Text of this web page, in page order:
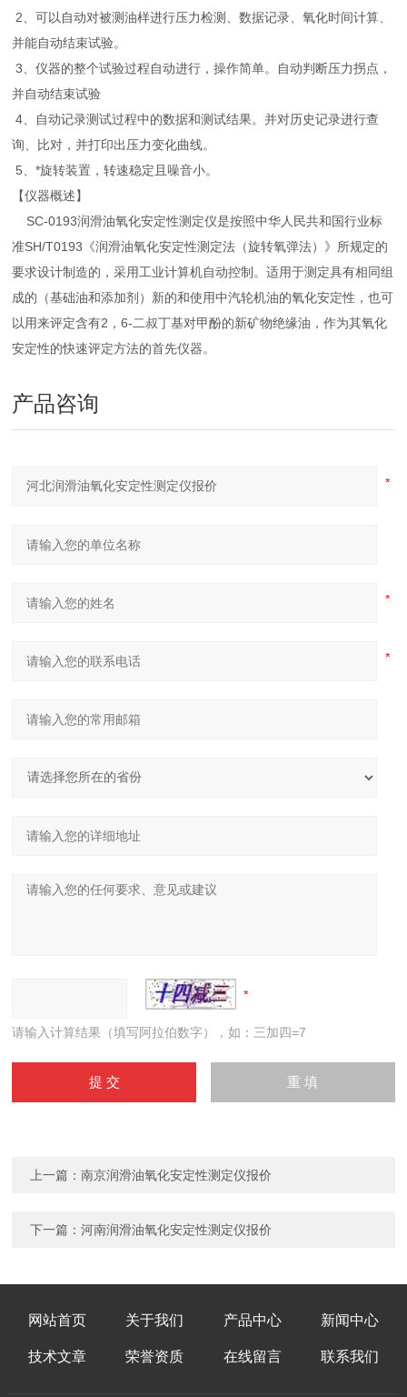
2、可以自动对被测油样进行压力检测、数据记录、氧化时间计算、
并能自动结束试验。
3、仪器的整个试验过程自动进行，操作简单。自动判断压力拐点，
并自动结束试验
4、自动记录测试过程中的数据和测试结果。并对历史记录进行查
询、比对，并打印出压力变化曲线。
5、*旋转装置，转速稳定且噪音小。
【仪器概述】
SC-0193润滑油氧化安定性测定仪是按照中华人民共和国行业标
准SH/T0193《润滑油氧化安定性测定法（旋转氧弹法）》所规定的
要求设计制造的，采用工业计算机自动控制。适用于测定具有相同组
成的（基础油和添加剂）新的和使用中汽轮机油的氧化安定性，也可
以用来评定含有2，6-二叔丁基对甲酚的新矿物绝缘油，作为其氧化
安定性的快速评定方法的首先仪器。
产品咨询
请输入计算结果（填写阿拉伯数字），如：三加四=7
上一篇：南京润滑油氧化安定性测定仪报价
下一篇：河南润滑油氧化安定性测定仪报价
网站首页 关于我们 产品中心 新闻中心
技术文章 荣誉资质 在线留言 联系我们